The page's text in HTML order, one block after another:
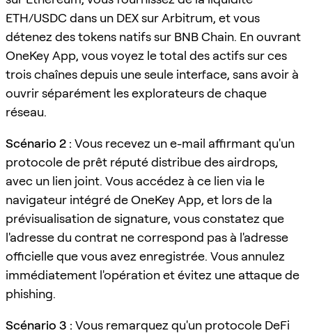
ETH/USDC dans un DEX sur Arbitrum, et vous
détenez des tokens natifs sur BNB Chain. En ouvrant
OneKey App, vous voyez le total des actifs sur ces
trois chaînes depuis une seule interface, sans avoir à
ouvrir séparément les explorateurs de chaque
réseau.
Scénario 2 : Vous recevez un e-mail affirmant qu'un
protocole de prêt réputé distribue des airdrops,
avec un lien joint. Vous accédez à ce lien via le
navigateur intégré de OneKey App, et lors de la
prévisualisation de signature, vous constatez que
l'adresse du contrat ne correspond pas à l'adresse
officielle que vous avez enregistrée. Vous annulez
immédiatement l'opération et évitez une attaque de
phishing.
Scénario 3 : Vous remarquez qu'un protocole DeFi